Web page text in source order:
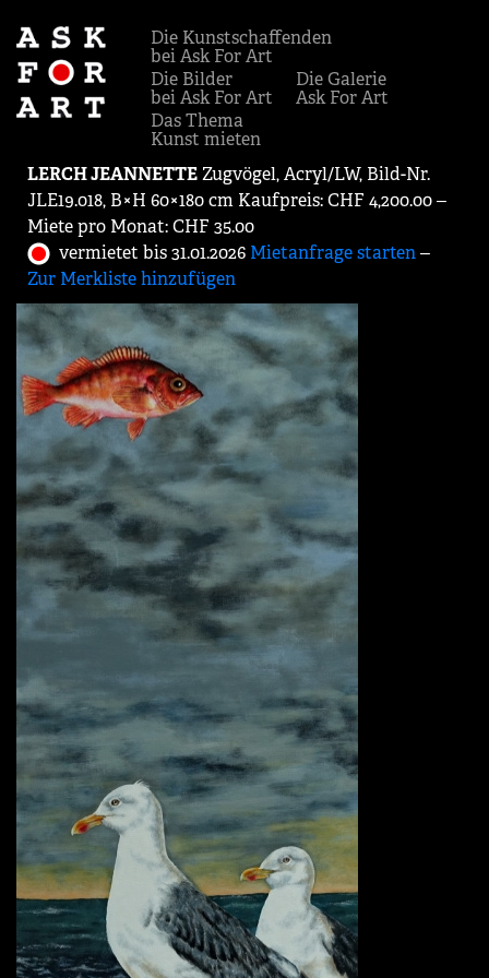
Die Kunstschaffenden
bei Ask For Art
Die Bilder
bei Ask For Art
Die Galerie
Ask For Art
Das Thema
Kunst mieten
LERCH JEANNETTEZugvögel, Acryl/LW, Bild-Nr.
JLE19.018, B×H 60×180 cm Kaufpreis: CHF 4,200.00 ‒
Miete pro Monat: CHF 35.00
vermietet bis 31.01.2026 Mietanfrage starten‒
Zur Merkliste hinzufügen